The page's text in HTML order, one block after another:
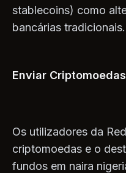
stablecoins) como
bancárias tradicionais.
Enviar
Os utilizadores da
criptomoedas e o
fundos em naira